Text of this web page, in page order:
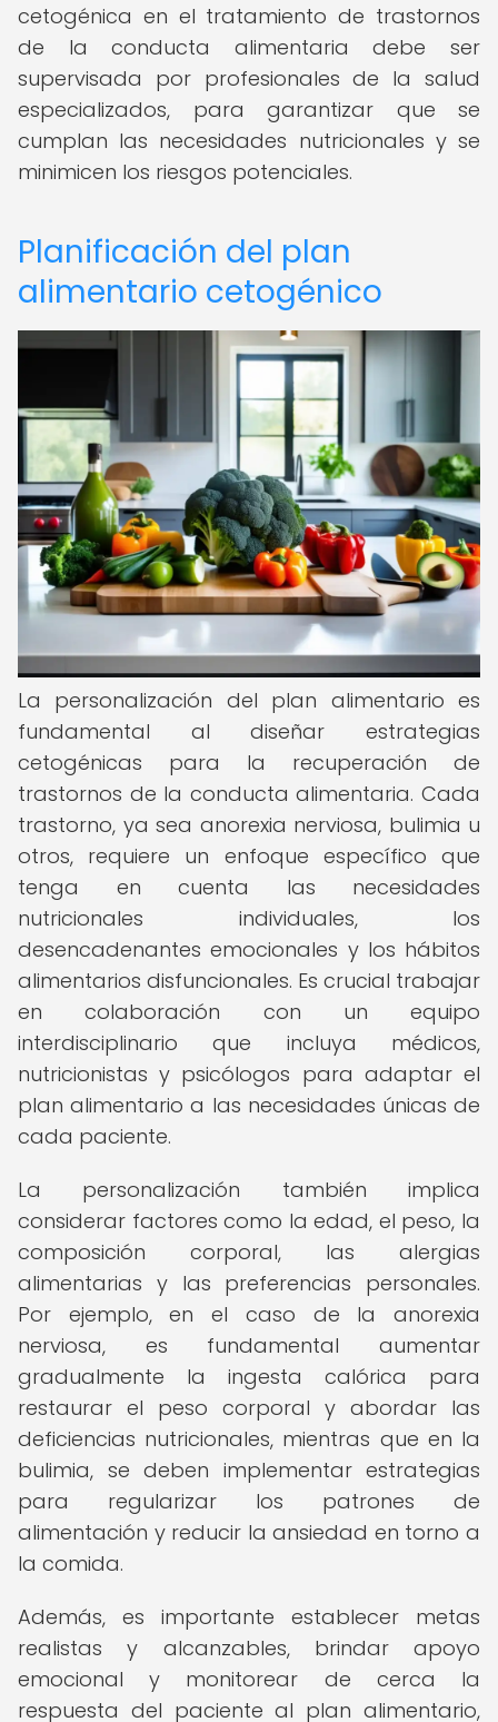
cetogénica en el tratamiento de trastornos
de la conducta alimentaria debe ser
supervisada por profesionales de la salud
especializados, para garantizar que se
cumplan las necesidades nutricionales y se
minimicen los riesgos potenciales.
Planificación del plan
alimentario cetogénico
La personalización del plan alimentario es
fundamental al diseñar estrategias
cetogénicas para la recuperación de
trastornos de la conducta alimentaria. Cada
trastorno, ya sea anorexia nerviosa, bulimia u
otros, requiere un enfoque específico que
tenga en cuenta las necesidades
nutricionales individuales, los
desencadenantes emocionales y los hábitos
alimentarios disfuncionales. Es crucial trabajar
en colaboración con un equipo
interdisciplinario que incluya médicos,
nutricionistas y psicólogos para adaptar el
plan alimentario a las necesidades únicas de
cada paciente.
La personalización también implica
considerar factores como la edad, el peso, la
composición corporal, las alergias
alimentarias y las preferencias personales.
Por ejemplo, en el caso de la anorexia
nerviosa, es fundamental aumentar
gradualmente la ingesta calórica para
restaurar el peso corporal y abordar las
deficiencias nutricionales, mientras que en la
bulimia, se deben implementar estrategias
para regularizar los patrones de
alimentación y reducir la ansiedad en torno a
la comida.
Además, es importante establecer metas
realistas y alcanzables, brindar apoyo
emocional y monitorear de cerca la
respuesta del paciente al plan alimentario,